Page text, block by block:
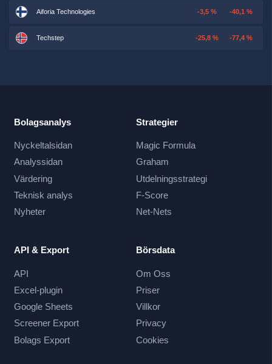
Aiforia Technologies -3,5 % -40,1 %
Techstep -25,8 % -77,4 %
Bolagsanalys
Nyckeltalsidan
Analyssidan
Värdering
Teknisk analys
Nyheter
Strategier
Magic Formula
Graham
Utdelningsstrategi
F-Score
Net-Nets
API & Export
API
Excel-plugin
Google Sheets
Screener Export
Bolags Export
Börsdata
Om Oss
Priser
Villkor
Privacy
Cookies